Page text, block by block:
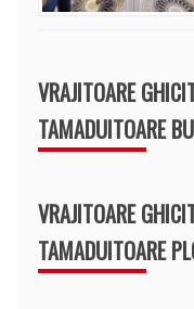
VRAJITOARE
TAMADUITOARE
VRAJITOARE
TAMADUITOARE